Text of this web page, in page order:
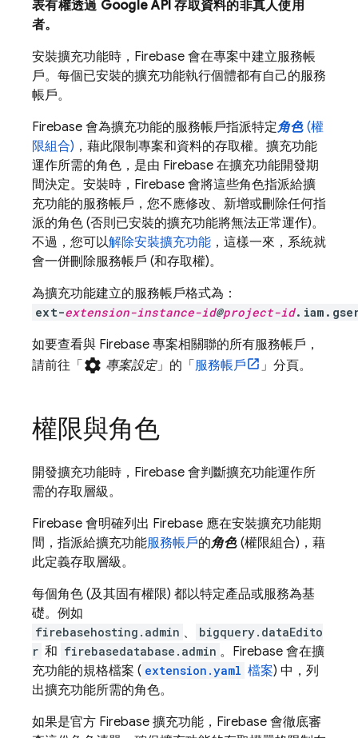
表有權透過 Google API 存取資料的非真人使用
者。
安裝擴充功能時，Firebase 會在專案中建立服務帳
戶。每個已安裝的擴充功能執行個體都有自己的服務
帳戶。
Firebase 會為擴充功能的服務帳戶指派特定角色(權
限組合) ，藉此限制專案和資料的存取權。擴充功能
運作所需的角色，是由 Firebase 在擴充功能開發期
間決定。安裝時，Firebase 會將這些角色指派給擴
充功能的服務帳戶，您不應修改、新增或刪除任何指
派的角色 (否則已安裝的擴充功能將無法正常運作)。
不過，您可以解除安裝擴充功能 ，這樣一來，系統就
會一併刪除服務帳戶 (和存取權)。
為擴充功能建立的服務帳戶格式為：
ext-extension-instance-id@project-id
如要查看與 Firebase 專案相關聯的所有服務帳戶，
請前往「 settings 專案設定」的「 服務帳戶 」 分頁。
權限與角色
開發擴充功能時，Firebase 會判斷擴充功能運作所
需的存取層級。
Firebase 會明確列出 Firebase 應在安裝擴充功能期
間，指派給擴充功能服務帳戶的角色(權限組合)，藉
此定義存取層級。
每個角色 (及其固有權限) 都以特定產品或服務為基
礎。例如
firebasehosting.admin 、
bigquery.dataEdito
r 和 firebasedatabase.admin 。Firebase 會在擴
充功能的規格檔案 ( extension.yaml 檔案) 中，列
出擴充功能所需的角色。
如果是官方 Firebase 擴充功能，Firebase 會徹底審